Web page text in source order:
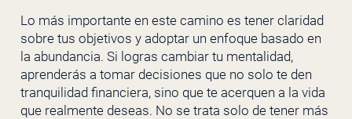
Lo más importante en este camino es tener claridad
sobre tus objetivos y adoptar un enfoque basado en
la abundancia. Si logras cambiar tu mentalidad,
aprenderás a tomar decisiones que no solo te den
tranquilidad financiera, sino que te acerquen a la vida
que realmente deseas. No se trata solo de tener más